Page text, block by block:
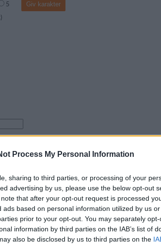
Process My Personal Information
sharing to third parties, or processing of your
advertising by us, please use the below opt-out
that after your opt-out request is processed
based on personal information utilized by us
prior to your opt-out. You may separately
information by third parties on the IAB’s list of
also be disclosed by us to third parties on the
5
før den bliver synlig
kommentar til denne opskrift endnu